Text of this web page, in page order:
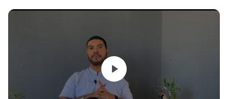
- Módulo 3: O outro é sujeito: a quebra dos espelhos
- Módulo 4: Ética e subversão / Webnário realizado no dia
24/09/22, gravado e disponibilizado como parte integral
do conteúdo deste curso.